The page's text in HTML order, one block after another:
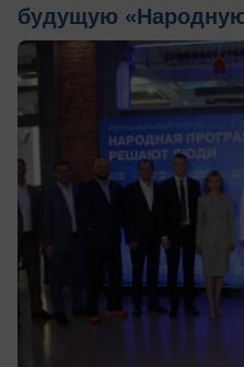
будущую